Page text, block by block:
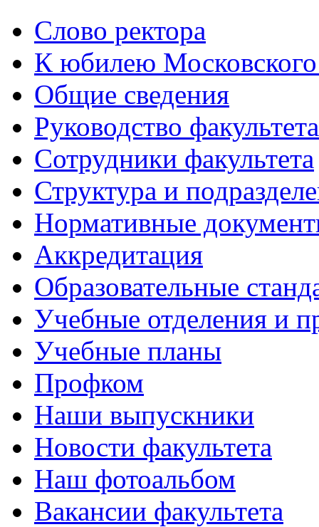
Слово ректора
К юбилею Московского
Общие сведения
Руководство факультета
Сотрудники факультета
Структура и
Нормативные
Аккредитация
Образовательные
Учебные отделения и
Учебные планы
Профком
Наши выпускники
Новости факультета
Наш фотоальбом
Вакансии факультета